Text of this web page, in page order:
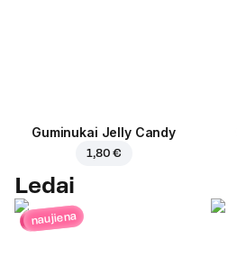
Guminukai Jelly Candy
1,80 €
Ledai
naujiena